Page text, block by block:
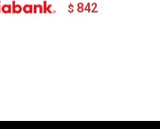
$ 842